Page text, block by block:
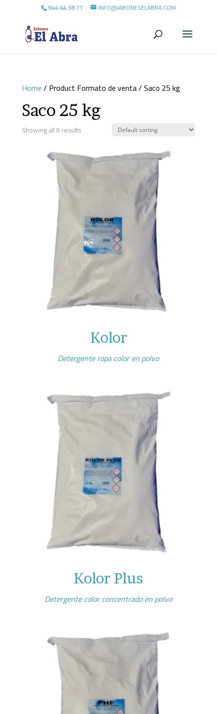
944 44 38 71 INFO@JABONESELABRA.COM
Home/ Product Formato de venta / Saco 25 kg
Saco 25 kg
Showing all 6 results
Kolor
Detergente ropa color en polvo
Kolor Plus
Detergente color concentrado en polvo